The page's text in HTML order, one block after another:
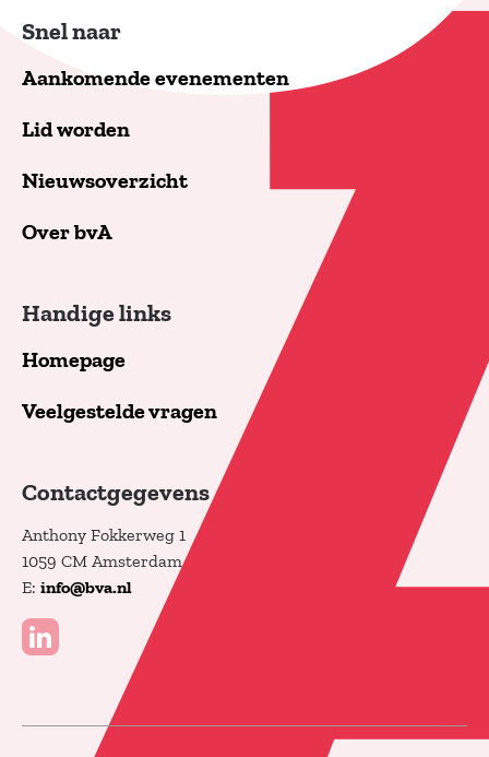
Snel naar
Aankomende evenementen
Lid worden
Nieuwsoverzicht
Over bvA
Handige links
Homepage
Veelgestelde vragen
Contactgegevens
Anthony Fokkerweg 1
1059 CM Amsterdam
E: info@bva.nl